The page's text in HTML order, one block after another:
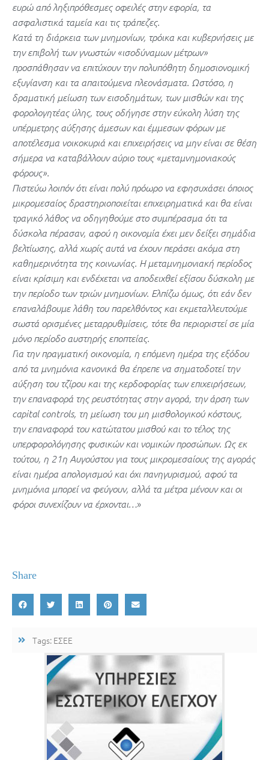
ευρώ από ληξιπρόθεσμες οφειλές στην εφορία, τα
ασφαλιστικά ταμεία και τις τράπεζες.
Κατά τη διάρκεια των μνημονίων, τρόικα και κυβερνήσεις με
την επιβολή των γνωστών «ισοδύναμων μέτρων»
προσπάθησαν να επιτύχουν την πολυπόθητη δημοσιονομική
εξυγίανση και τα απαιτούμενα πλεονάσματα. Ωστόσο, η
δραματική μείωση των εισοδημάτων, των μισθών και της
φορολογητέας ύλης, τους οδήγησε στην εύκολη λύση της
υπέρμετρης αύξησης άμεσων και έμμεσων φόρων με
αποτέλεσμα νοικοκυριά και επιχειρήσεις να μην είναι σε θέση
σήμερα να καταβάλλουν αύριο τους «μεταμνημονιακούς
φόρους».
Πιστεύω λοιπόν ότι είναι πολύ πρόωρο να εφησυχάσει όποιος
μικρομεσαίος δραστηριοποιείται επιχειρηματικά και θα είναι
τραγικό λάθος να οδηγηθούμε στο συμπέρασμα ότι τα
δύσκολα πέρασαν, αφού η οικονομία έχει μεν δείξει σημάδια
βελτίωσης, αλλά χωρίς αυτά να έχουν περάσει ακόμα στη
καθημερινότητα της κοινωνίας. H μεταμνημονιακή περίοδος
είναι κρίσιμη και ενδέχεται να αποδειχθεί εξίσου δύσκολη με
την περίοδο των τριών μνημονίων. Ελπίζω όμως, ότι εάν δεν
επαναλάβουμε λάθη του παρελθόντος και εκμεταλλευτούμε
σωστά ορισμένες μεταρρυθμίσεις, τότε θα περιοριστεί σε μία
μόνο περίοδο αυστηρής εποπτείας.
Για την πραγματική οικονομία, η επόμενη ημέρα της εξόδου
από τα μνημόνια κανονικά θα έπρεπε να σηματοδοτεί την
αύξηση του τζίρου και της κερδοφορίας των επιχειρήσεων,
την επαναφορά της ρευστότητας στην αγορά, την άρση των
capital controls, τη μείωση του μη μισθολογικού κόστους,
την επαναφορά του κατώτατου μισθού και το τέλος της
υπερφορολόγησης φυσικών και νομικών προσώπων. Ως εκ
τούτου, η 21η Αυγούστου για τους μικρομεσαίους της αγοράς
είναι ημέρα απολογισμού και όχι πανηγυρισμού, αφού τα
μνημόνια μπορεί να φεύγουν, αλλά τα μέτρα μένουν και οι
φόροι συνεχίζουν να έρχονται…»
Share
Tags: ΕΣΕΕ